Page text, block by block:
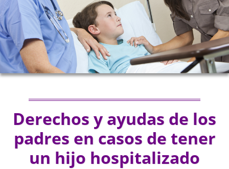
Derechos y ayudas de los
padres en casos de tener
un hijo hospitalizado